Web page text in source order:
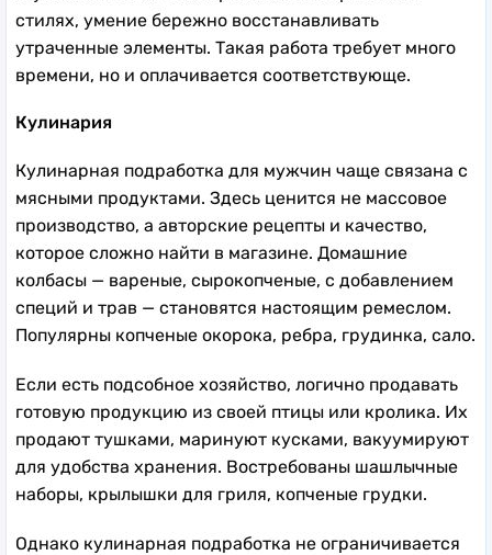
стилях, умение бережно восстанавливать
утраченные элементы. Такая работа требует много
времени, но и оплачивается соответствующе.
Кулинария
Кулинарная подработка для мужчин чаще связана с
мясными продуктами. Здесь ценится не массовое
производство, а авторские рецепты и качество,
которое сложно найти в магазине. Домашние
колбасы — вареные, сырокопченые, с добавлением
специй и трав — становятся настоящим ремеслом.
Популярны копченые окорока, ребра, грудинка, сало.
Если есть подсобное хозяйство, логично продавать
готовую продукцию из своей птицы или кролика. Их
продают тушками, маринуют кусками, вакуумируют
для удобства хранения. Востребованы шашлычные
наборы, крылышки для гриля, копченые грудки.
Однако кулинарная подработка не ограничивается